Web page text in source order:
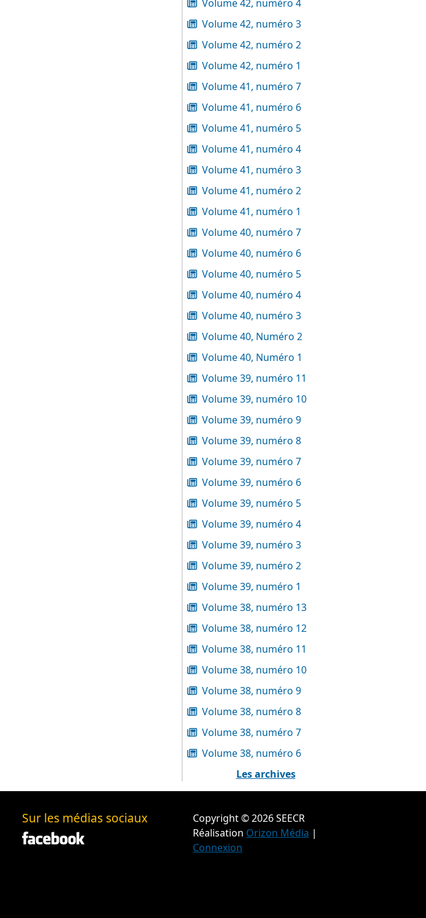
Volume 42, numéro 4
Volume 42, numéro 3
Volume 42, numéro 2
Volume 42, numéro 1
Volume 41, numéro 7
Volume 41, numéro 6
Volume 41, numéro 5
Volume 41, numéro 4
Volume 41, numéro 3
Volume 41, numéro 2
Volume 41, numéro 1
Volume 40, numéro 7
Volume 40, numéro 6
Volume 40, numéro 5
Volume 40, numéro 4
Volume 40, numéro 3
Volume 40, Numéro 2
Volume 40, Numéro 1
Volume 39, numéro 11
Volume 39, numéro 10
Volume 39, numéro 9
Volume 39, numéro 8
Volume 39, numéro 7
Volume 39, numéro 6
Volume 39, numéro 5
Volume 39, numéro 4
Volume 39, numéro 3
Volume 39, numéro 2
Volume 39, numéro 1
Volume 38, numéro 13
Volume 38, numéro 12
Volume 38, numéro 11
Volume 38, numéro 10
Volume 38, numéro 9
Volume 38, numéro 8
Volume 38, numéro 7
Volume 38, numéro 6
Les archives
Sur les médias sociaux
Copyright © 2026 SEECR
Réalisation Orizon Média |
Connexion